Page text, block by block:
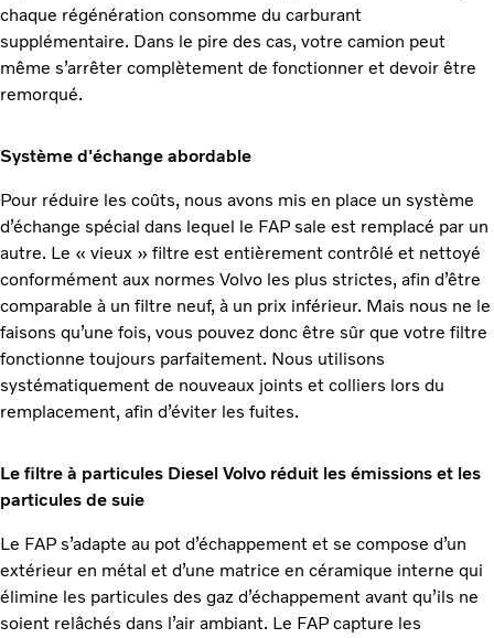
chaque régénération consomme du carburant
supplémentaire. Dans le pire des cas, votre camion peut
même s’arrêter complètement de fonctionner et devoir être
remorqué.
Système d'échange abordable
Pour réduire les coûts, nous avons mis en place un système
d’échange spécial dans lequel le FAP sale est remplacé par un
autre. Le « vieux » filtre est entièrement contrôlé et nettoyé
conformément aux normes Volvo les plus strictes, afin d’être
comparable à un filtre neuf, à un prix inférieur. Mais nous ne le
faisons qu’une fois, vous pouvez donc être sûr que votre filtre
fonctionne toujours parfaitement. Nous utilisons
systématiquement de nouveaux joints et colliers lors du
remplacement, afin d’éviter les fuites.
Le filtre à particules Diesel Volvo réduit les émissions et les
particules de suie
Le FAP s’adapte au pot d’échappement et se compose d’un
extérieur en métal et d’une matrice en céramique interne qui
élimine les particules des gaz d’échappement avant qu’ils ne
soient relâchés dans l’air ambiant. Le FAP capture les